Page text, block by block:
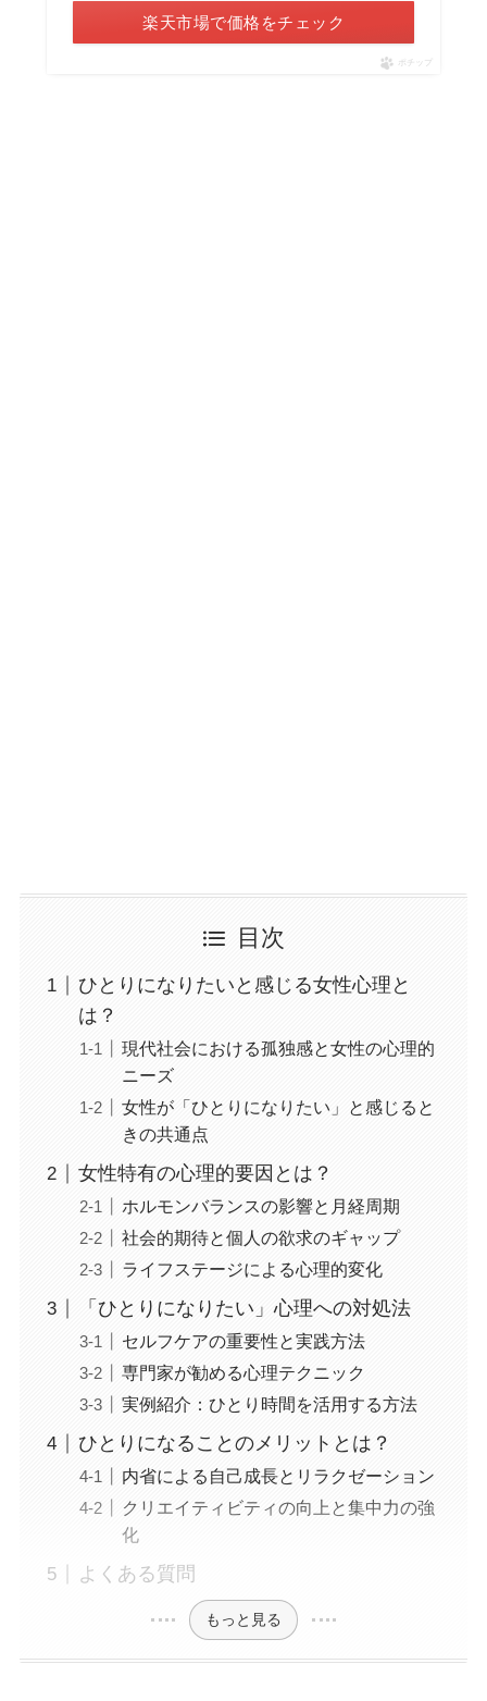
楽天市場で価格をチェック
ポチップ
目次
ひとりになりたいと感じる女性心理と
は？
現代社会における孤独感と女性の心理的
ニーズ
女性が「ひとりになりたい」と感じると
きの共通点
女性特有の心理的要因とは？
ホルモンバランスの影響と月経周期
社会的期待と個人の欲求のギャップ
ライフステージによる心理的変化
「ひとりになりたい」心理への対処法
セルフケアの重要性と実践方法
専門家が勧める心理テクニック
実例紹介：ひとり時間を活用する方法
ひとりになることのメリットとは？
内省による自己成長とリラクゼーション
クリエイティビティの向上と集中力の強
化
よくある質問
もっと見る